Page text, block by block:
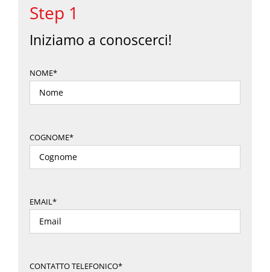
Step 1
Iniziamo a conoscerci!
NOME*
COGNOME*
EMAIL*
CONTATTO TELEFONICO*